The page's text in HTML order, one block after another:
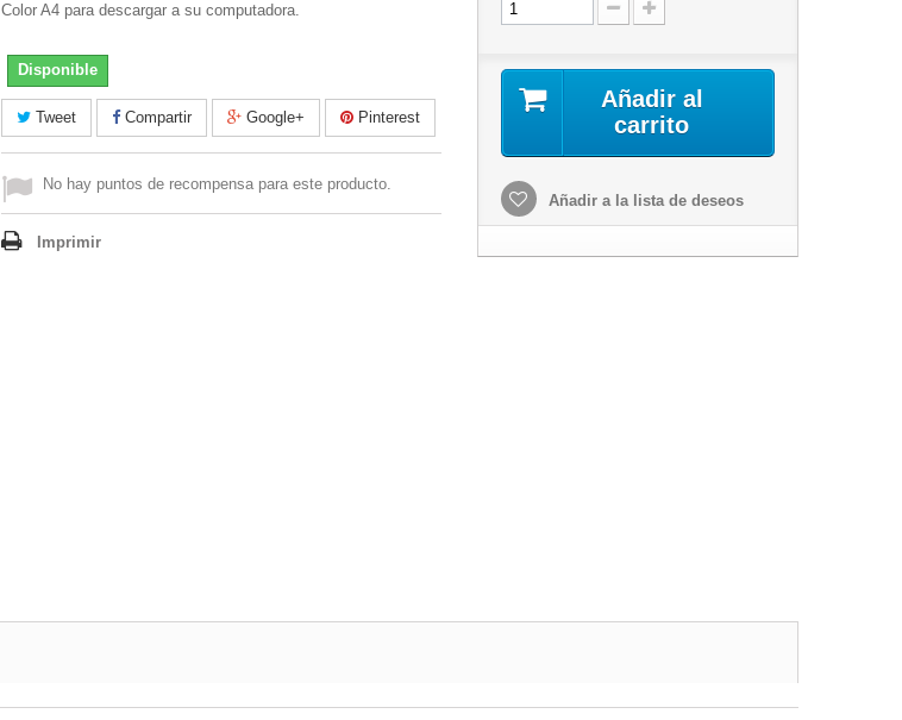
Color A4 para descargar a su computadora.
Disponible
Tweet Compartir Google+ Pinterest
No hay puntos de recompensa para este producto.
Imprimir
Añadir al
carrito
Añadir a la lista de deseos